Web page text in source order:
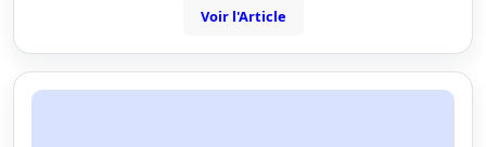
Voir l'Article